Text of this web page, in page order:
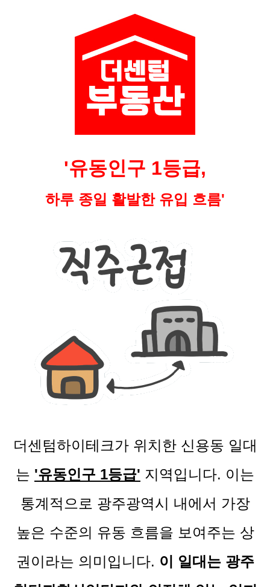
'유동인구 1등급,
하루 종일 활발한 유입 흐름'
더센텀하이테크가 위치한 신용동 일대
는 '유동인구 1등급' 지역입니다. 이는
통계적으로 광주광역시 내에서 가장
높은 수준의 유동 흐름을 보여주는 상
권이라는 의미입니다. 이 일대는 광주